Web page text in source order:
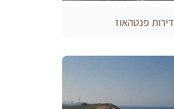
דירות פנטהאוז